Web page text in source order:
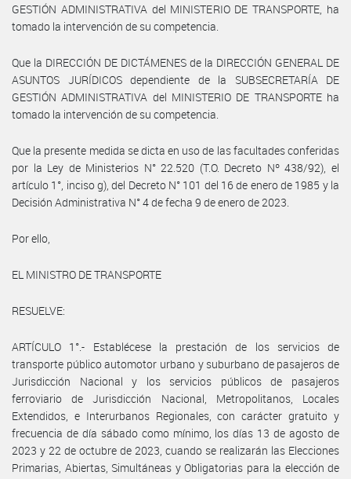
GESTIÓN ADMINISTRATIVA del MINISTERIO DE TRANSPORTE, ha
tomado la intervención de su competencia.
Que la DIRECCIÓN DE DICTÁMENES de la DIRECCIÓN GENERAL DE
ASUNTOS JURÍDICOS dependiente de la SUBSECRETARÍA DE
GESTIÓN ADMINISTRATIVA del MINISTERIO DE TRANSPORTE ha
tomado la intervención de su competencia.
Que la presente medida se dicta en uso de las facultades conferidas
por la Ley de Ministerios N° 22.520 (T.O. Decreto Nº 438/92), el
artículo 1°, inciso g), del Decreto N° 101 del 16 de enero de 1985 y la
Decisión Administrativa N° 4 de fecha 9 de enero de 2023.
Por ello,
EL MINISTRO DE TRANSPORTE
RESUELVE:
ARTÍCULO 1°.- Establécese la prestación de los servicios de
transporte público automotor urbano y suburbano de pasajeros de
Jurisdicción Nacional y los servicios públicos de pasajeros
ferroviario de Jurisdicción Nacional, Metropolitanos, Locales
Extendidos, e Interurbanos Regionales, con carácter gratuito y
frecuencia de día sábado como mínimo, los días 13 de agosto de
2023 y 22 de octubre de 2023, cuando se realizarán las Elecciones
Primarias, Abiertas, Simultáneas y Obligatorias para la elección de